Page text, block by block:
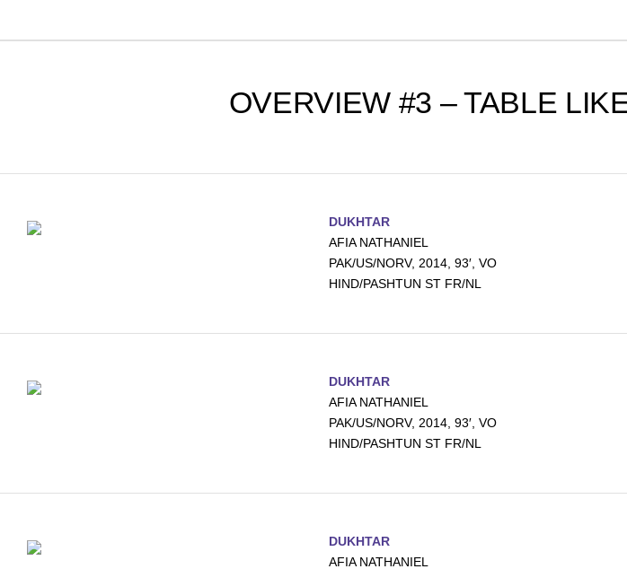
OVERVIEW #3 – TABLE
DUKHTAR
AFIA NATHANIEL
PAK/US/NORV, 2014, 93′, VO
HIND/PASHTUN ST FR/NL
DUKHTAR
AFIA NATHANIEL
PAK/US/NORV, 2014, 93′, VO
HIND/PASHTUN ST FR/NL
DUKHTAR
AFIA NATHANIEL